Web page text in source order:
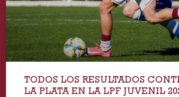
TODOS LOS RESULTADOS
LA PLATA EN LA LPF JUVENIL